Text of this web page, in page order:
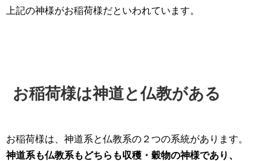
上記の神様がお稲荷様だといわれています。
お稲荷様は神道と仏教がある
お稲荷様は、神道系と仏教系の２つの系統があります。
神道系も仏教系もどちらも収穫・穀物の神様であり、